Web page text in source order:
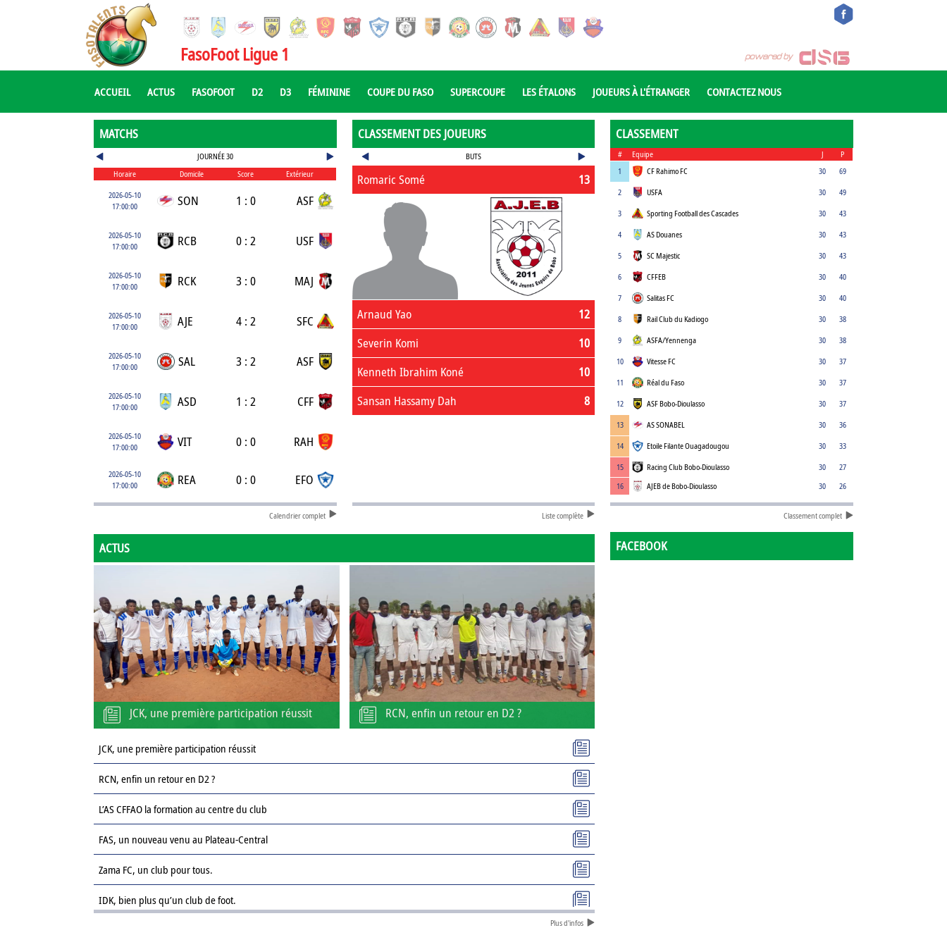
FasoFoot Ligue 1
ACCUEIL ACTUS FASOFOOT D2 D3 FÉMININE COUPE DU FASO SUPERCOUPE LES ÉTALONS JOUEURS À L'ÉTRANGER CONTACTEZ NOUS
MATCHS
JOURNÉE 30
Horaire
Domicile Score
Extérieur
2026-05-10
17:00:00
SON 1 : 0 ASF
2026-05-10
17:00:00
RCB 0 : 2 USF
2026-05-10
17:00:00
RCK 3 : 0 MAJ
2026-05-10
17:00:00
AJE 4 : 2 SFC
2026-05-10
17:00:00
SAL 3 : 2 ASF
2026-05-10
17:00:00
ASD 1 : 2 CFF
2026-05-10
17:00:00
VIT 0 : 0 RAH
2026-05-10
17:00:00
REA 0 : 0 EFO
Calendrier complet
CLASSEMENT DES JOUEURS
BUTS
13
Romaric Somé
12
Arnaud Yao
10
Severin Komi
10
Kenneth Ibrahim Koné
8
Sansan Hassamy Dah
Liste complète
CLASSEMENT
# Equipe J
P
1
CF Rahimo FC 30
69
2
USFA 30
49
3
Sporting Football des Cascades 30
43
4
AS Douanes 30
43
5
SC Majestic 30
43
6
CFFEB 30
40
7
Salitas FC 30
40
8
Rail Club du Kadiogo 30
38
9
ASFA/Yennenga 30
38
10
Vitesse FC 30
37
11
Réal du Faso 30
37
12
ASF Bobo-Dioulasso 30
37
13
AS SONABEL 30
36
14
Etoile Filante Ouagadougou 30
33
15
Racing Club Bobo-Dioulasso 30
27
16
AJEB de Bobo-Dioulasso 30 26
Classement complet
ACTUS
JCK, une première participation réussit RCN, enfin un retour en D2 ?
JCK, une première participation réussit
RCN, enfin un retour en D2 ?
L’AS CFFAO la formation au centre du club
FAS, un nouveau venu au Plateau-Central
Zama FC, un club pour tous.
IDK, bien plus qu’un club de foot.
Plus d'infos
FACEBOOK